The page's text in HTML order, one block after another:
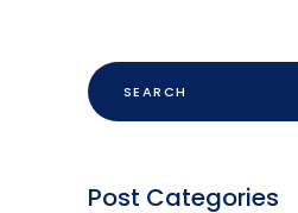
Post Categories